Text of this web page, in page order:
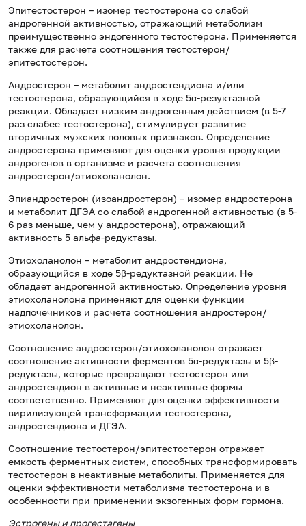
Эпитестостерон – изомер тестостерона со слабой
андрогенной активностью, отражающий метаболизм
преимущественно эндогенного тестостерона. Применяется
также для расчета соотношения тестостерон/
эпитестостерон.
Андростерон – метаболит андростендиона и/или
тестостерона, образующийся в ходе 5α-резуктазной
реакции. Обладает низким андрогенным действием (в 5-7
раз слабее тестостерона), стимулирует развитие
вторичных мужских половых признаков. Определение
андростерона применяют для оценки уровня продукции
андрогенов в организме и расчета соотношения
андростерон/этиохоланолон.
Эпиандростерон (изоандростерон) – изомер андростерона
и метаболит ДГЭА со слабой андрогенной активностью (в 5-
6 раз меньше, чем у андростерона), отражающий
активность 5 альфа-редуктазы.
Этиохоланолон – метаболит андростендиона,
образующийся в ходе 5β-редуктазной реакции. Не
обладает андрогенной активностью. Определение уровня
этиохоланолона применяют для оценки функции
надпочечников и расчета соотношения андростерон/
этиохоланолон.
Соотношение андростерон/этиохоланолон отражает
соотношение активности ферментов 5α-редуктазы и 5β-
редуктазы, которые превращают тестостерон или
андростендион в активные и неактивные формы
соответственно. Применяют для оценки эффективности
вирилизующей трансформации тестостерона,
андростендиона и ДГЭА.
Соотношение тестостерон/эпитестостерон отражает
емкость ферментных систем, способных трансформировать
тестостерон в неактивные метаболиты. Применяется для
оценки эффективности метаболизма тестостерона и в
особенности при применении экзогенных форм гормона.
Эстрогены и прогестагены